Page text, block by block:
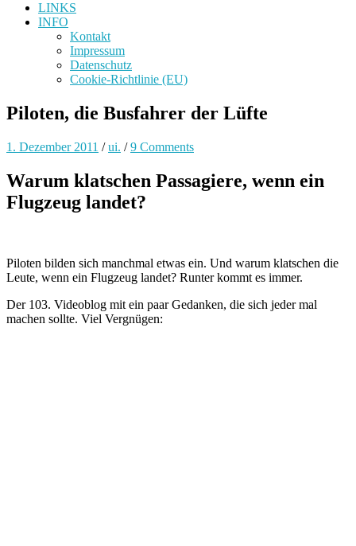
LINKS
INFO
Kontakt
Impressum
Datenschutz
Cookie-Richtlinie (EU)
Piloten, die Busfahrer der Lüfte
1. Dezember 2011 /ui. /9 Comments
Warum klatschen Passagiere, wenn ein
Flugzeug landet?
Piloten bilden sich manchmal etwas ein. Und warum klatschen die
Leute, wenn ein Flugzeug landet? Runter kommt es immer.
Der 103. Videoblog mit ein paar Gedanken, die sich jeder mal
machen sollte. Viel Vergnügen: